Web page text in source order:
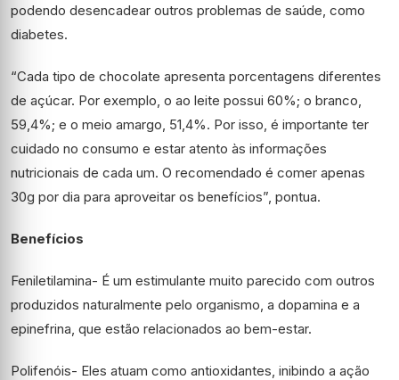
podendo desencadear outros problemas de saúde, como
diabetes.
“Cada tipo de chocolate apresenta porcentagens diferentes
de açúcar. Por exemplo, o ao leite possui 60%; o branco,
59,4%; e o meio amargo, 51,4%. Por isso, é importante ter
cuidado no consumo e estar atento às informações
nutricionais de cada um. O recomendado é comer apenas
30g por dia para aproveitar os benefícios”, pontua.
Benefícios
Feniletilamina- É um estimulante muito parecido com outros
produzidos naturalmente pelo organismo, a dopamina e a
epinefrina, que estão relacionados ao bem-estar.
Polifenóis- Eles atuam como antioxidantes, inibindo a ação